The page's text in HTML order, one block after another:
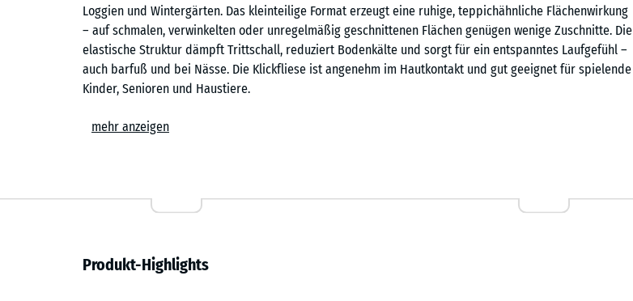
Loggien und Wintergärten. Das kleinteilige Format erzeugt eine ruhige, teppichähnliche Flächenwirkung
– auf schmalen, verwinkelten oder unregelmäßig geschnittenen Flächen genügen wenige Zuschnitte. Die
elastische Struktur dämpft Trittschall, reduziert Bodenkälte und sorgt für ein entspanntes Laufgefühl –
auch barfuß und bei Nässe. Die Klickfliese ist angenehm im Hautkontakt und gut geeignet für spielende
Kinder, Senioren und Haustiere.
Einfache Verlegung
zusammen und ist dank der fehlenden Fase auf dem Balkon kaum erkennbar. Zuschnitte können mit
eine Drainage auf der Unterseite. So wird die Bildung von Pfützen verhindert und der Balkon ist
ganzjährig nutzbar.
mehr anzeigen
Produkt-Highlights